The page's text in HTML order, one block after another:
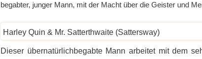
begabter, junger Mann, mit der Macht über die Geister und
Harley Quin & Mr. Satterthwaite (Sattersway)
Dieser übernatürlichbegabte Mann arbeitet mit dem